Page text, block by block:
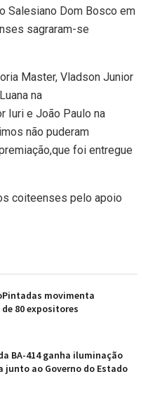
Salesiano Dom Bosco em
sagraram-se
Master, Vladson Junior
na
Iuri e João Paulo na
não puderam
foi entregue
coiteenses pelo apoio
movimenta
80 expositores
BA-414 ganha iluminação
junto ao Governo do Estado